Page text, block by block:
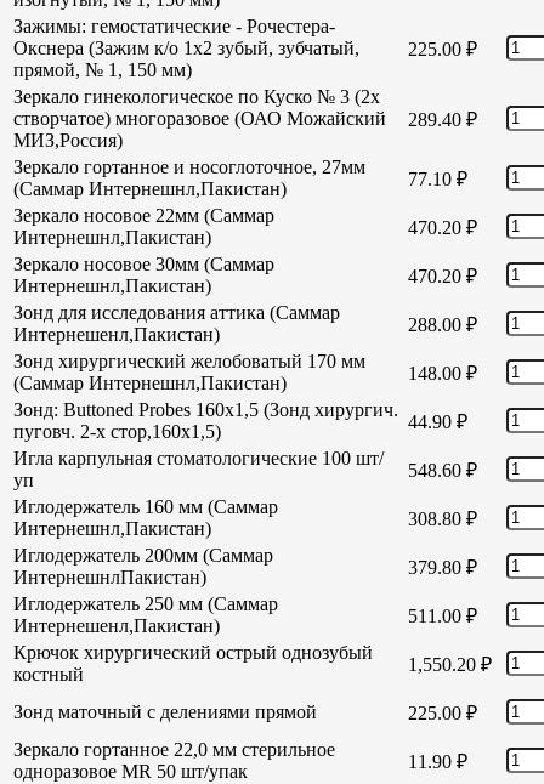
Зажимы: гемостатические - Рочестера-
Окснера (Зажим к/о 1х2 зубый, зубчатый,
прямой, № 1, 150 мм)
225.00 ₽
Зеркало гинекологическое по Куско № 3 (2х
створчатое) многоразовое (ОАО Можайский
МИЗ,Россия)
289.40 ₽
Зеркало гортанное и носоглоточное, 27мм
(Саммар Интернешнл,Пакистан)
77.10 ₽
Зеркало носовое 22мм (Саммар
Интернешнл,Пакистан)
470.20 ₽
Зеркало носовое 30мм (Саммар
Интернешнл,Пакистан)
470.20 ₽
Зонд для исследования аттика (Саммар
Интернешенл,Пакистан)
288.00 ₽
Зонд хирургический желобоватый 170 мм
(Саммар Интернешнл,Пакистан)
148.00 ₽
Зонд: Buttoned Probes 160х1,5 (Зонд хирургич.
пуговч. 2-х стор,160х1,5)
44.90 ₽
Игла карпульная стоматологические 100 шт/
уп
548.60 ₽
Иглодержатель 160 мм (Саммар
Интернешнл,Пакистан)
308.80 ₽
Иглодержатель 200мм (Саммар
ИнтернешнлПакистан)
379.80 ₽
Иглодержатель 250 мм (Саммар
Интернешенл,Пакистан)
511.00 ₽
Крючок хирургический острый однозубый
костный
1,550.20 ₽
Зонд маточный с делениями прямой 225.00 ₽
Зеркало гортанное 22,0 мм стерильное
одноразовое MR 50 шт/упак
11.90 ₽